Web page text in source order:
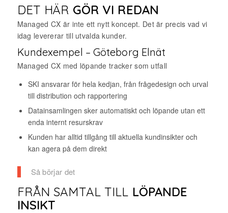
DET HÄR GÖR VI REDAN
Managed CX är inte ett nytt koncept. Det är precis vad vi
idag levererar till utvalda kunder.
Kundexempel – Göteborg Elnät
Managed CX med löpande tracker som utfall
SKI ansvarar för hela kedjan, från frågedesign och urval
till distribution och rapportering
Datainsamlingen sker automatiskt och löpande utan ett
enda internt resurskrav
Kunden har alltid tillgång till aktuella kundinsikter och
kan agera på dem direkt
Så börjar det
FRÅN SAMTAL TILL LÖPANDE
INSIKT